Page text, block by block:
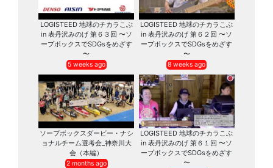
LOGISTEED 地球のチカラこぶ
in 表丹沢みのげ 第６３回 〜ソ
ープボックスでSDGsをめざす
〜
5 weeks ago
LOGISTEED 地球のチカラこぶ
in 表丹沢みのげ 第６２回 〜ソ
ープボックスでSDGsをめざす
〜
8 weeks ago
ソープボックスダービー・ナシ
ョナルチーム選考会_神奈川大
会（本編）
2 months ago
LOGISTEED 地球のチカラこぶ
in 表丹沢みのげ 第６１回 〜ソ
ープボックスでSDGsをめざす
〜